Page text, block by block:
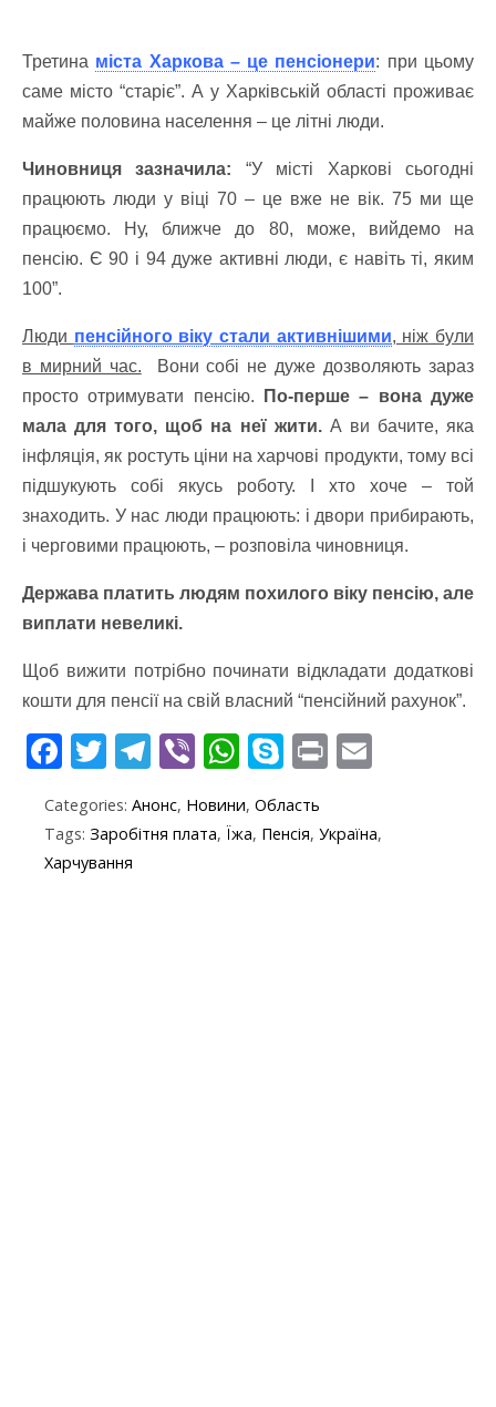
Третина міста Харкова – це пенсіонери: при цьому
саме місто “старіє”. А у Харківській області проживає
майже половина населення – це літні люди.
Чиновниця зазначила: “У місті Харкові сьогодні
працюють люди у віці 70 – це вже не вік. 75 ми ще
працюємо. Ну, ближче до 80, може, вийдемо на
пенсію. Є 90 і 94 дуже активні люди, є навіть ті, яким
100”.
Люди пенсійного віку стали активнішими, ніж були
в мирний час. Вони собі не дуже дозволяють зараз
просто отримувати пенсію.
По-перше – вона дуже
мала для того, щоб на неї жити.А ви бачите, яка
інфляція, як ростуть ціни на харчові продукти, тому всі
підшукують собі якусь роботу. І хто хоче – той
знаходить. У нас люди працюють: і двори прибирають,
і черговими працюють, – розповіла чиновниця.
Держава платить людям похилого віку пенсію, але
виплати невеликі.
Щоб вижити потрібно починати відкладати додаткові
кошти для пенсії на свій власний “пенсійний рахунок”.
F
e
b
T
itt
er
T
e
Vi
er
W
at
s
S
y
Pr
t ai
l
Categories: Анонс, Новини, Область
Tags: Заробітня плата, Їжа, Пенсія, Україна,
Харчування